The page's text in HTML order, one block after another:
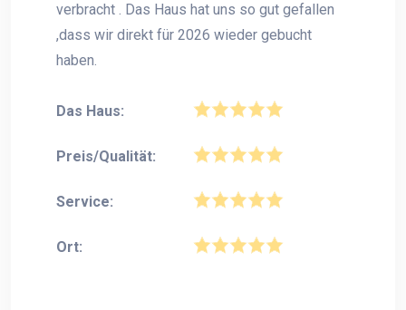
verbracht . Das Haus hat uns so gut gefallen
,dass wir direkt für 2026 wieder gebucht
haben.
Das Haus:
Preis/Qualität:
Service:
Ort: